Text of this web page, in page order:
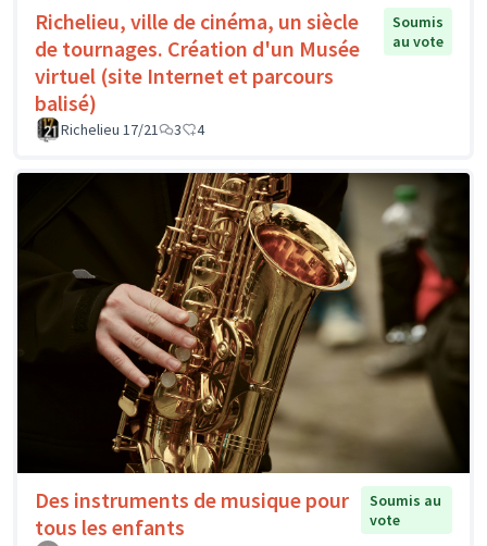
Richelieu, ville de cinéma, un siècle
de tournages. Création d'un Musée
virtuel (site Internet et parcours
balisé)
Soumis
au vote
Richelieu 17/21 3 4
Des instruments de musique pour
tous les enfants
Soumis au
vote